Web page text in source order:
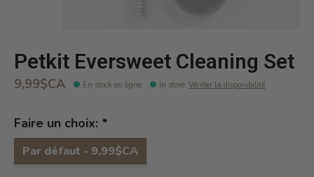
Petkit Eversweet Cleaning Set
9,99$CA En stock en ligne In store:Vérifier la disponibilité
Faire un choix: *
Par défaut - 9,99$CA